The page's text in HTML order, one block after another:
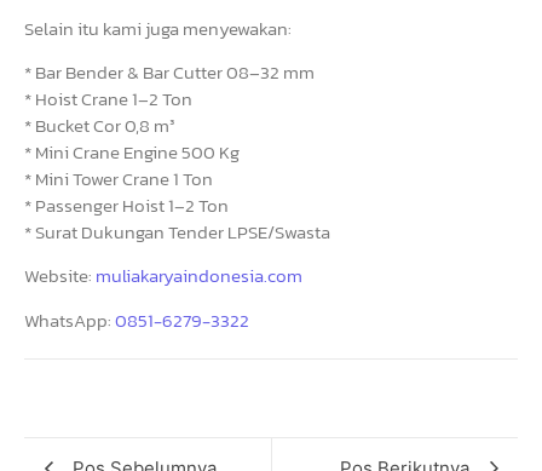
Selain itu kami juga menyewakan:
* Bar Bender & Bar Cutter 08–32 mm
* Hoist Crane 1–2 Ton
* Bucket Cor 0,8 m³
* Mini Crane Engine 500 Kg
* Mini Tower Crane 1 Ton
* Passenger Hoist 1–2 Ton
* Surat Dukungan Tender LPSE/Swasta
Website: muliakaryaindonesia.com
WhatsApp:0851-6279-3322